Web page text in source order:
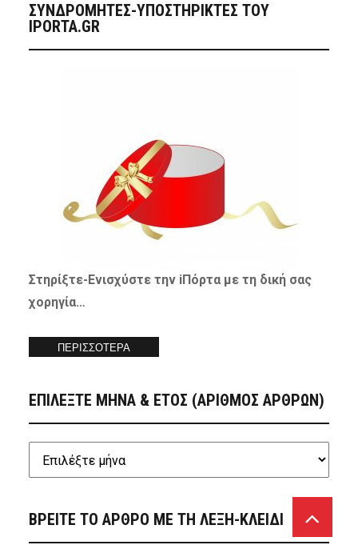
ΣΥΝΔΡΟΜΗΤΈΣ-ΥΠΟΣΤΗΡΙΚΤΈΣ ΤΟΥ
IPORTA.GR
Στηρίξτε- Ενισχύστετην iΠόρτα με τη δική σας
χορηγία…
ΠΕΡΙΣΣΟΤΕΡΑ
ΕΠΙΛΕΞΤΕ ΜΗΝΑ & ΕΤΟΣ (ΑΡΙΘΜΟΣ ΑΡΘΡΩΝ)
ΒΡΕΙΤΕ ΤΟ ΑΡΘΡΟ ΜΕ ΤΗ ΛΕΞΗ-ΚΛΕΙΔΙ